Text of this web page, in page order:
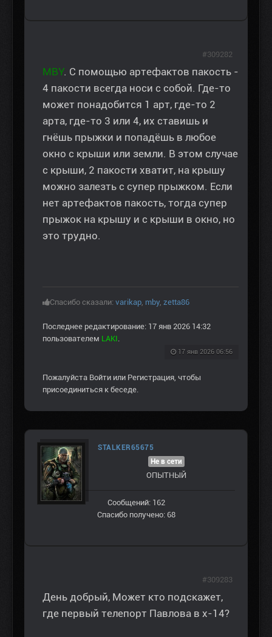
MBY. С помощью артефактов пакость -
4 пакости всегда носи с собой. Где-то
может понадобится 1 арт, где-то 2
арта, где-то 3 или 4, их ставишь и
гнёшь прыжки и попадёшь в любое
окно с крыши или земли. В этом случае
с крыши, 2 пакости хватит, на крышу
можно залезть с супер прыжком. Если
нет артефактов пакость, тогда супер
прыжок на крышу и с крыши в окно, но
это трудно.
Спасибо сказали: varikap, mby, zetta86
Последнее редактирование: 17 янв 2026 14:32
пользователем LAKI.
17 янв 2026 06:56
#309282
Пожалуйста Войти или Регистрация, чтобы
присоединиться к беседе.
STALKER65675
Не в сети
ОПЫТНЫЙ
Сообщений: 162
Спасибо получено: 68
День добрый, Может кто подскажет,
где первый телепорт Павлова в х-14?
#309283